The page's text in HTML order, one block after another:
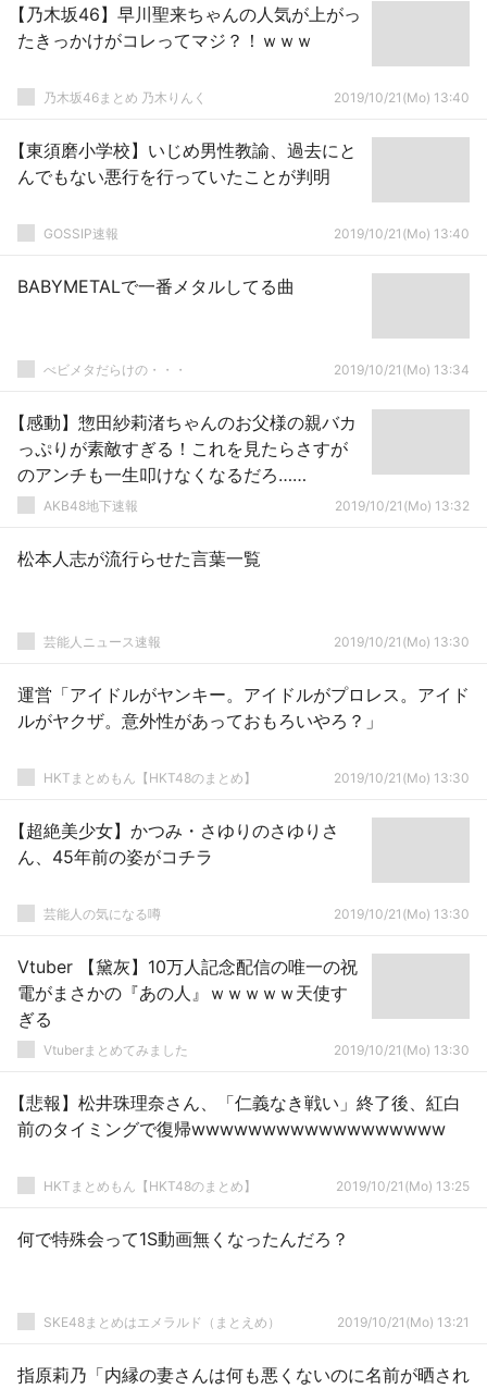
【乃木坂46】早川聖来ちゃんの人気が上がっ
たきっかけがコレってマジ？！ｗｗｗ
乃木坂46まとめ 乃木りんく 2019/10/21(Mo) 13:40
【東須磨小学校】いじめ男性教諭、過去にと
んでもない悪行を行っていたことが判明
GOSSIP速報 2019/10/21(Mo) 13:40
BABYMETALで一番メタルしてる曲
べビメタだらけの・・・ 2019/10/21(Mo) 13:34
【感動】惣田紗莉渚ちゃんのお父様の親バカ
っぷりが素敵すぎる！これを見たらさすが
のアンチも一生叩けなくなるだろ……
AKB48地下速報 2019/10/21(Mo) 13:32
松本人志が流行らせた言葉一覧
芸能人ニュース速報 2019/10/21(Mo) 13:30
運営「アイドルがヤンキー。アイドルがプロレス。アイド
ルがヤクザ。意外性があっておもろいやろ？」
HKTまとめもん【HKT48のまとめ】 2019/10/21(Mo) 13:30
【超絶美少女】かつみ・さゆりのさゆりさ
ん、45年前の姿がコチラ
芸能人の気になる噂 2019/10/21(Mo) 13:30
Vtuber 【黛灰】10万人記念配信の唯一の祝
電がまさかの『あの人』ｗｗｗｗｗ天使す
ぎる
Vtuberまとめてみました 2019/10/21(Mo) 13:30
【悲報】松井珠理奈さん、「仁義なき戦い」終了後、紅白
前のタイミングで復帰wwwwwwwwwwwwwwwwww
HKTまとめもん【HKT48のまとめ】 2019/10/21(Mo) 13:25
何で特殊会って1S動画無くなったんだろ？
SKE48まとめはエメラルド（まとえめ） 2019/10/21(Mo) 13:21
指原莉乃「内縁の妻さんは何も悪くないのに名前が晒され